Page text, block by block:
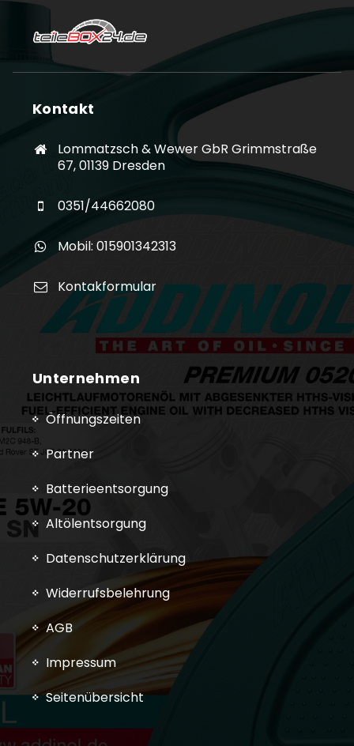
Kontakt
Lommatzsch & Wewer GbR Grimmstraße
67, 01139 Dresden
0351/44662080
Mobil: 015901342313
Kontakformular
Unternehmen
Öffnungszeiten
Partner
Batterieentsorgung
Altölentsorgung
Datenschutzerklärung
Widerrufsbelehrung
AGB
Impressum
Seitenübersicht